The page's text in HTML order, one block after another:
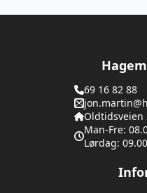
69 16 82 88
Oldtidsveien
Man-Fre:
Lørdag: